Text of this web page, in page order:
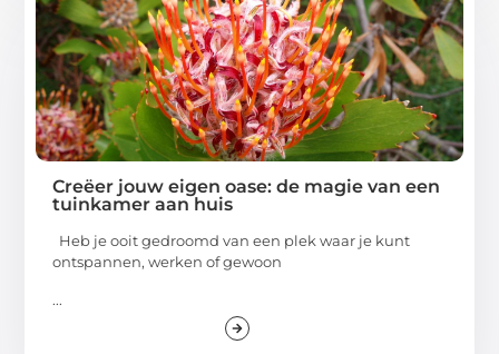
Creëer jouw eigen oase: de magie van een
tuinkamer aan huis
Heb je ooit gedroomd van een plek waar je kunt
ontspannen, werken of gewoon
...